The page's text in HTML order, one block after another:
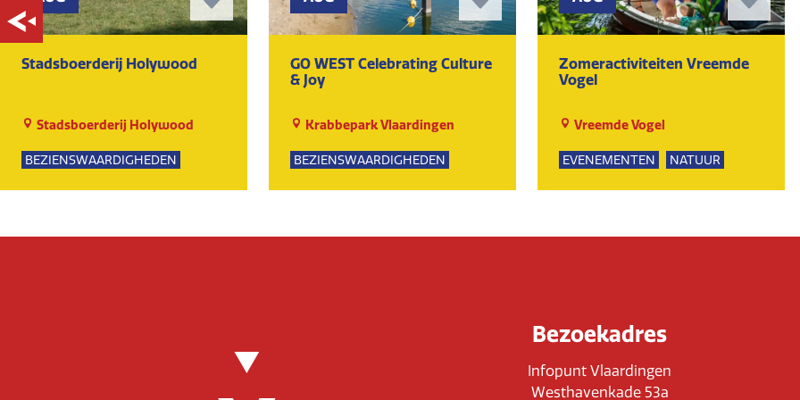
Stadsboerderij Holywood
Stadsboerderij Holywood
BEZIENSWAARDIGHEDEN
NATUUR
GO WEST Celebrating Culture
& Joy
Krabbepark Vlaardingen
BEZIENSWAARDIGHEDEN
KUNST EN CULTUUR
Zomeractiviteiten Vreemde
Vogel
Vreemde Vogel
EVENEMENTEN
NATUUR
SPEELTUIN
GROEPSUITJES
Bezoekadres
Infopunt Vlaardingen
Westhavenkade 53a